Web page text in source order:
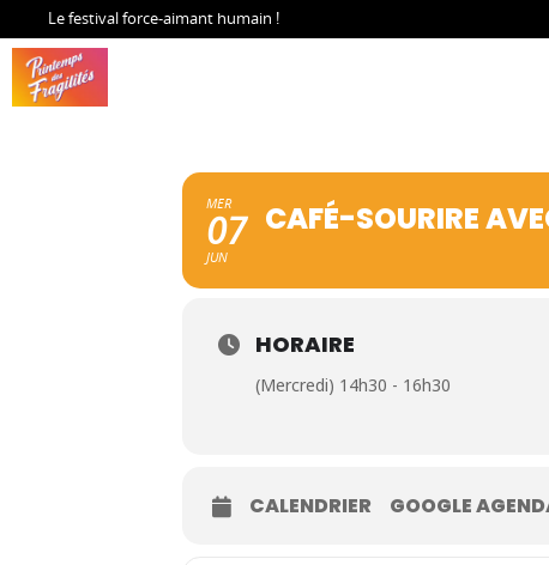
Le festival force-aimant humain !
MER
07
JUN
CAFÉ-SOURIRE
HORAIRE
(Mercredi) 14h30 - 16h30
CALENDRIER GOOGLE